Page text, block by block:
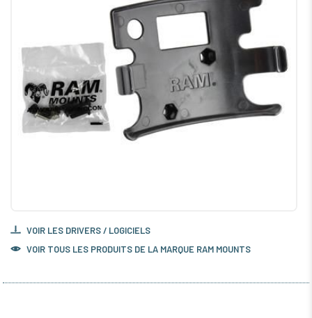
VOIR LES DRIVERS / LOGICIELS
VOIR TOUS LES PRODUITS DE LA MARQUE RAM MOUNTS